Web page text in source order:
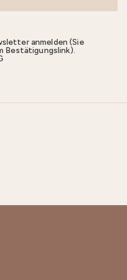
anmelden (Sie
Bestätigungslink).